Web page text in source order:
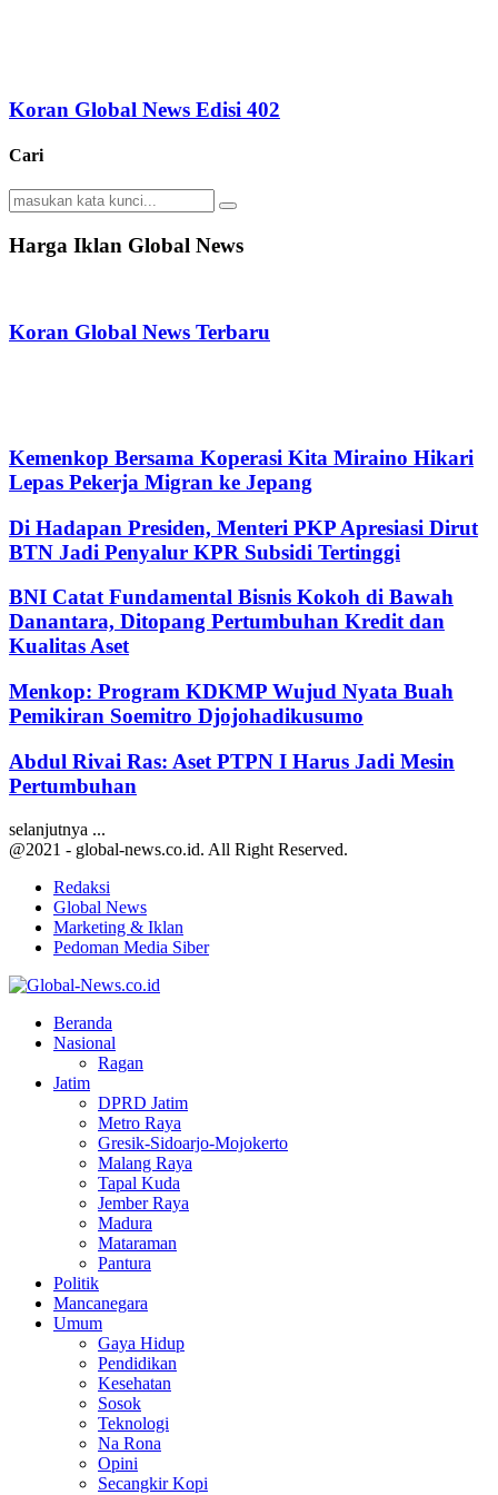
Koran Global News Edisi 402
Cari
Search
for:
Search
Harga Iklan Global News
Koran Global News Terbaru
Kemenkop Bersama Koperasi Kita Miraino Hikari
Lepas Pekerja Migran ke Jepang
Di Hadapan Presiden, Menteri PKP Apresiasi Dirut
BTN Jadi Penyalur KPR Subsidi Tertinggi
BNI Catat Fundamental Bisnis Kokoh di Bawah
Danantara, Ditopang Pertumbuhan Kredit dan
Kualitas Aset
Menkop: Program KDKMP Wujud Nyata Buah
Pemikiran Soemitro Djojohadikusumo
Abdul Rivai Ras: Aset PTPN I Harus Jadi Mesin
Pertumbuhan
selanjutnya ...
@2021 - global-news.co.id. All Right Reserved.
Redaksi
Global News
Marketing & Iklan
Pedoman Media Siber
Beranda
Nasional
Ragan
Jatim
DPRD Jatim
Metro Raya
Gresik-Sidoarjo-Mojokerto
Malang Raya
Tapal Kuda
Jember Raya
Madura
Mataraman
Pantura
Politik
Mancanegara
Umum
Gaya Hidup
Pendidikan
Kesehatan
Sosok
Teknologi
Na Rona
Opini
Secangkir Kopi